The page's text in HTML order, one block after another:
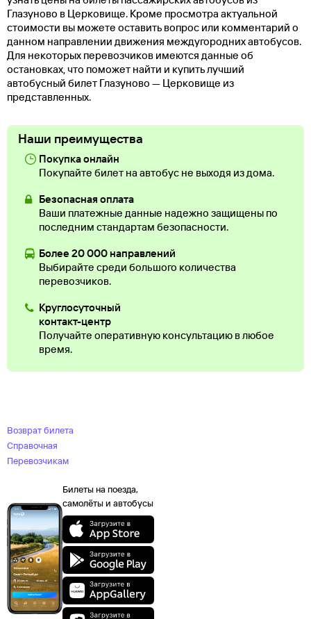
Глазуново в Церковище. Кроме просмотра актуальной
стоимости вы можете оставить вопрос или комментарий о
данном направлении движения междугородних автобусов.
Для некоторых перевозчиков имеются данные об
остановках, что поможет найти и купить лучший
автобусный билет Глазуново — Церковище из
представленных.
Наши преимущества
Покупка онлайн
Покупайте билет на автобус не выходя из дома.
Безопасная оплата
Ваши платежные данные надежно защищены по
последним стандартам безопасности.
Более 20 000 направлений
Выбирайте среди большого количества
перевозчиков.
Круглосуточный
контакт-центр
Получайте оперативную консультацию в любое
время.
Возврат билета
Справочная
Перевозчикам
Билеты на поезда,
самолёты и автобусы